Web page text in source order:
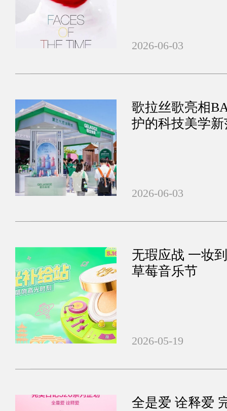
2026-06-03
歌拉丝歌亮相
护的科技美学
2026-06-03
无瑕应战 一妆
草莓音乐节
2026-05-19
全是爱 诠释爱